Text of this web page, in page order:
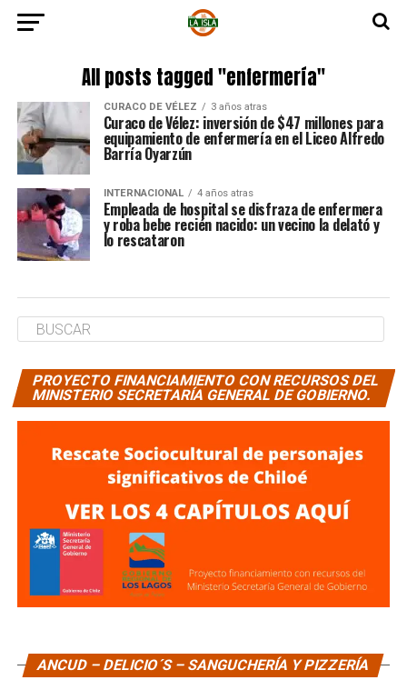
All posts tagged "enfermería"
CURACO DE VÉLEZ 3 años atras
Curaco de Vélez: inversión de $47 millones para
equipamiento de enfermería en el Liceo Alfredo
Barría Oyarzún
INTERNACIONAL 4 años atras
Empleada de hospital se disfraza de enfermera
y roba bebe recién nacido: un vecino la delató y
lo rescataron
PROYECTO FINANCIAMIENTO CON RECURSOS DEL
MINISTERIO SECRETARÍA GENERAL DE GOBIERNO.
ANCUD – DELICIO´S – SANGUCHERÍA Y PIZZERÍA